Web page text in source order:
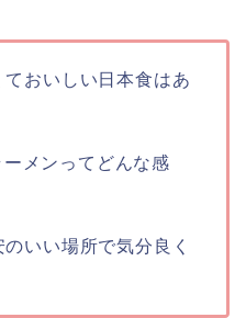
ておいしい日本食はあ
ーメンってどんな感
いい場所で気分良く